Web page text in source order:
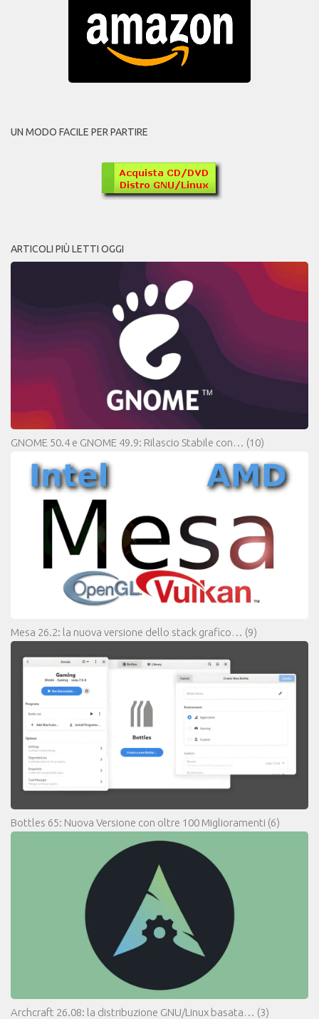
UN MODO FACILE PER PARTIRE
ARTICOLI PIÙ LETTI OGGI
GNOME 50.4 e GNOME 49.9: Rilascio Stabile con… (10)
Mesa 26.2: la nuova versione dello stack grafico… (9)
Bottles 65: Nuova Versione con oltre 100 Miglioramenti (6)
Archcraft 26.08: la distribuzione GNU/Linux basata… (3)